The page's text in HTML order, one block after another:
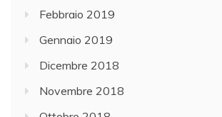
Febbraio 2019
Gennaio 2019
Dicembre 2018
Novembre 2018